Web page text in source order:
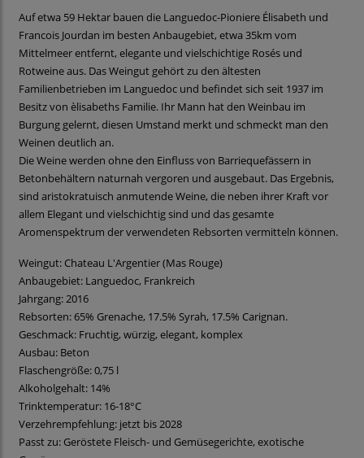
Auf etwa 59 Hektar bauen die Languedoc-Pioniere Élisabeth und
Francois Jourdan im besten Anbaugebiet, etwa 35km vom
Mittelmeer entfernt, elegante und vielschichtige Rosés und
Rotweine aus. Das Weingut gehört zu den ältesten
Familienbetrieben im Languedoc und befindet sich seit 1937 im
Besitz von èlisabeths Familie. Ihr Mann hat den Weinbau im
Burgung gelernt, diesen Umstand merkt und schmeckt man den
Weinen deutlich an.
Die Weine werden ohne den Einfluss von Barriequefässern in
Betonbehältern naturnah vergoren und ausgebaut. Das Ergebnis,
sind aristokratuisch anmutende Weine, die neben ihrer Kraft vor
allem Elegant und vielschichtig sind und das gesamte
Aromenspektrum der verwendeten Rebsorten vermitteln können.
Weingut: Chateau L'Argentier (Mas Rouge)
Anbaugebiet: Languedoc, Frankreich
Jahrgang: 2016
Rebsorten: 65% Grenache, 17.5% Syrah, 17.5% Carignan.
Geschmack: Fruchtig, würzig, elegant, komplex
Ausbau: Beton
Flaschengröße: 0,75 l
Alkoholgehalt: 14%
Trinktemperatur: 16-18°C
Verzehrempfehlung: jetzt bis 2028
Passt zu: Geröstete Fleisch- und Gemüsegerichte, exotische